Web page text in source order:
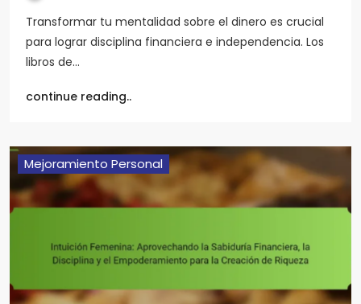
Transformar tu mentalidad sobre el dinero es crucial
para lograr disciplina financiera e independencia. Los
libros de…
continue reading..
Mejoramiento Personal